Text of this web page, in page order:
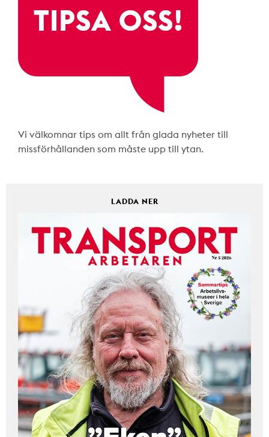
Vi välkomnar tips om allt från glada nyheter till
missförhållanden som måste upp till ytan.
LADDA NER